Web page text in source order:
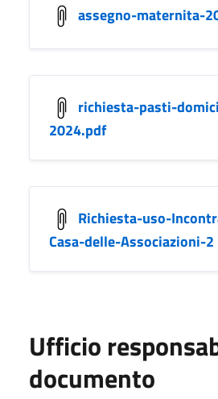
assegno-maternita-
richiesta-pasti-
2024.pdf
Richiesta-uso-
Casa-delle-Associazioni-2
Ufficio
documento